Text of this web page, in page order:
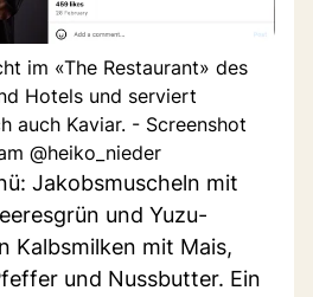
im «The Restaurant» des
Hotels und serviert
auch Kaviar. - Screenshot
@heiko_nieder
Jakobsmuscheln mit
und Yuzu-
Kalbsmilken mit Mais,
und Nussbutter. Ein